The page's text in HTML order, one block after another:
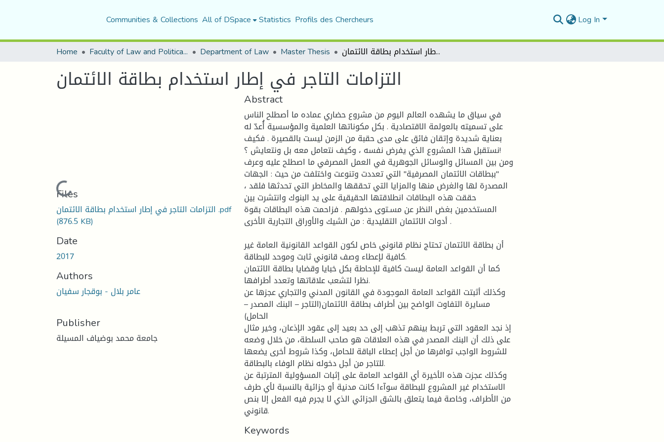
Communities & Collections All of DSpace Statistics Profils des Chercheurs Log In
Home Faculty of Law and Political Science Department of Law Master Thesis التزامات التاجر في إطار استخدام بطاقة الائتمان
التزامات التاجر في إطار استخدام بطاقة الائتمان
Loading...
Files
التزامات التاجر في إطار استخدام بطاقة الائتمان .pdf
(876.5 KB)
Date
2017
Authors
عامر بلال - بوقجار سفيان
Publisher
جامعة محمد بوضياف المسيلة
Abstract
في سياق ما يشهده العالم اليوم من مشروع حضاري عماده ما أصطلح الناس
على تسميته بالعولمة الاقتصادية . بكل مكوناتها العلمية والمؤسسية أُعدّ له
بعناية شديدة وإتقان فائق على مدى حقبة من الزمن ليست بالقصيرة . فكيف
نستقبل هذا المشروع الذي يفرض نفسه ، وكيف نتعامل معه بل ونتعايش ؟!
ومن بين المسائل والوسائل الجوهرية في العمل المصرفي ما اصطلح عليه وعرف
"ببطاقات الائتمان المصرفية" التي تعددت وتنوعت واختلفت من حيث : الجهات
المصدرة لها والغرض منها والمزايا التي تحققها والمخاطر التي تحدثها فلقد ،
حققت هذه البطاقات انطلاقتها الحقيقية على يد البنوك وانتشرت بين
المستخدمين بغض النظر عن مسـتوى دخولهم . فزاحمت هذه البطاقات بقوة
أدوات الائتمان التقليدية : من الشيك والأوراق التجارية الأخرى .
أن بطاقة الائتمان تحتاج نظام قانوني خاص لكون القواعد القانونية العامة غير
كافية لإعطاء وصف قانوني ثابت وموحد للبطاقة.
كما أن القواعد العامة ليست كافية للإحاطة بكل خبايا وقضايا بطاقة الائتمان
نظرا لتشعب علاقاتها وتعدد أطرافها.
وكذلك أثبتت القواعد العامة الموجودة في القانون المدني والتجاري عجزها عن
مسايرة التفاوت الواضح بين أطراف بطاقة الائتمان(التاجر – البنك المصدر –
الحامل)
إذ نجد العقود التي تربط بينهم تذهب إلى حد بعيد إلى عقود الإذعان، وخير مثال
على ذلك أن البنك المصدر في هذه العلاقات هو صاحب السلطة، من خلال وضعه
للشروط الواجب توافرها من أجل إعطاء الباقة للحامل، وكذا شروط أخرى يضعها
للتاجر من أجل دخوله نظام الوفاء بالبطاقة.
وكذلك عجزت هذه الأخيرة أي القواعد العامة على إثبات المسؤولية المترتبة عن
الاستخدام غير المشروع للبطاقة سوآءا كانت مدنية أو جزائية بالنسبة لأي طرف
من الأطراف، وخاصة فيما يتعلق بالشق الجزائي الذي لا يجرم فيه الفعل إلا بنص
قانوني.
Keywords